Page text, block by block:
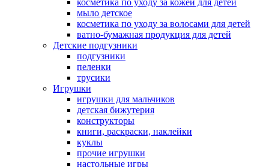
мыло детское
косметика по уходу за волосами для детей
ватно-бумажная продукция для детей
Детские подгузники
подгузники
пеленки
трусики
Игрушки
игрушки для мальчиков
детская бижутерия
конструкторы
книги, раскраски, наклейки
куклы
прочие игрушки
настольные игры